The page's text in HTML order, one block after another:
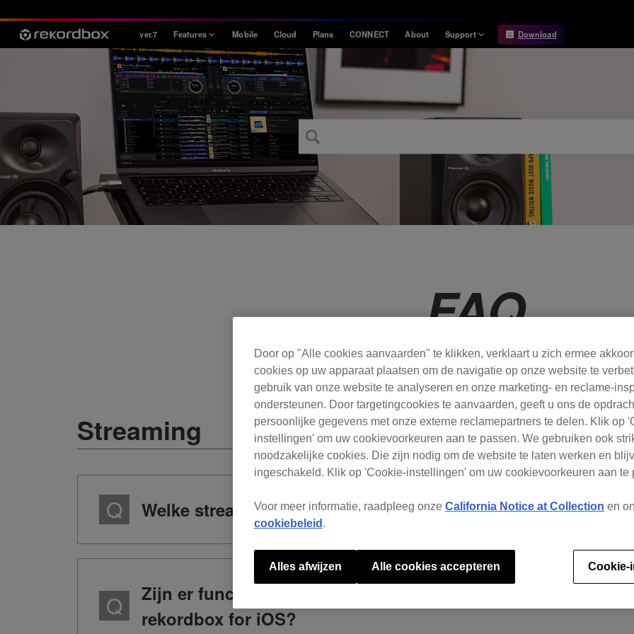
ver.7 Features
Style
House / Techno
Open Format
Mobile & Home
Professional
Mobile Cloud Plans CONNECT About Support
Information
Release Notes
Requirements
Download
FAQ
Waar kunnen we je mee helpen?
Streaming
Welke streamingdiensten worden ondersteund door
Zijn er functionele beperkingen bij het gebruik van
rekordbox for iOS?
Door op "Alle cookies aanvaarden" te klikken, verklaart u zich ermee
cookies op uw apparaat plaatsen om de navigatie op onze website te
gebruik van onze website te analyseren en onze marketing- en reclame-
ondersteunen. Door targetingcookies te aanvaarden, geeft u ons de
persoonlijke gegevens met onze externe reclamepartners te delen. Klik op
instellingen' om uw cookievoorkeuren aan te passen. We gebruiken ook
noodzakelijke cookies. Die zijn nodig om de website te laten werken en
ingeschakeld. Klik op 'Cookie-instellingen' om uw cookievoorkeuren aan te
Voor meer informatie, raadpleeg onze California Notice at Collection en
cookiebeleid .
Cookie-
Alles afwijzen Alle cookies accepteren